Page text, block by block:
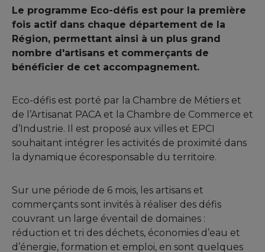
Le programme Eco-défis est pour la première
fois actif dans chaque département de la
Région, permettant ainsi à un plus grand
nombre d'artisans et commerçants de
bénéficier de cet accompagnement.
Eco-défis est porté par la Chambre de Métiers et
de l’Artisanat PACA et la Chambre de Commerce et
d’Industrie. Il est proposé aux villes et EPCI
souhaitant intégrer les activités de proximité dans
la dynamique écoresponsable du territoire.
Sur une période de 6 mois, les artisans et
commerçants sont invités à réaliser des défis
couvrant un large éventail de domaines :
réduction et tri des déchets, économies d’eau et
d’énergie, formation et emploi, en sont quelques